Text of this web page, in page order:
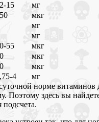
15
мг
мкг
мг
мг
55
мкг
мкг
мкг
4
мг
норме витаминов
Поэтому здесь вы
подсчета.